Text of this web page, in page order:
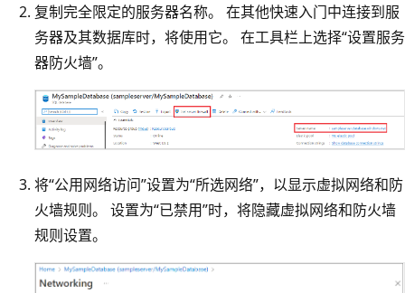
复制完全限定的服务器名称。 在其他快速入门中连接到服
务器及其数据库时，将使用它。 在工具栏上选择“设置服务
器防火墙”。
将“公用网络访问”设置为“所选网络”，以显示虚拟网络和防
火墙规则。 设置为“已禁用”时，将隐藏虚拟网络和防火墙
规则设置。